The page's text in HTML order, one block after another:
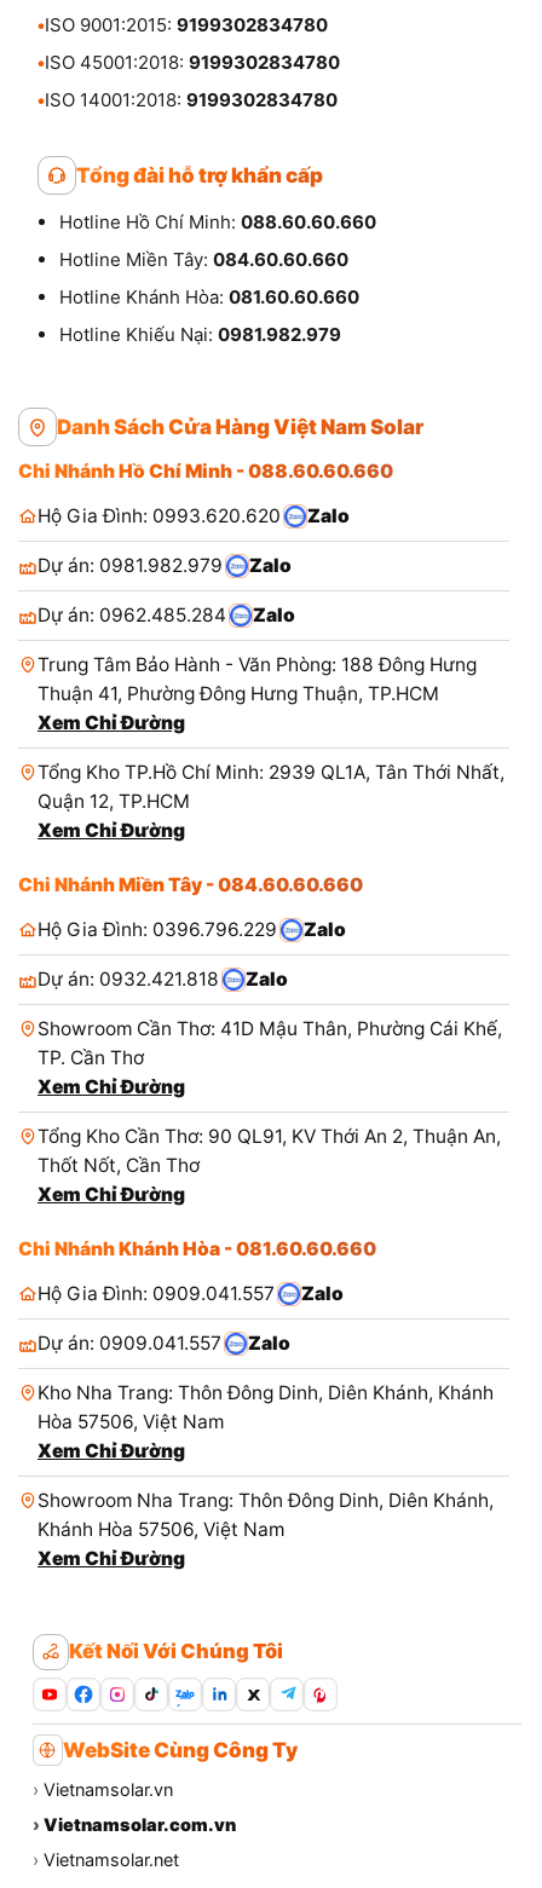
•ISO 9001:2015: 9199302834780
•ISO 45001:2018: 9199302834780
•ISO 14001:2018: 9199302834780
Tổng đài hỗ trợ khẩn cấp
Hotline Hồ Chí Minh: 088.60.60.660
Hotline Miền Tây: 084.60.60.660
Hotline Khánh Hòa: 081.60.60.660
Hotline Khiếu Nại: 0981.982.979
Danh Sách Cửa Hàng Việt Nam Solar
Chi Nhánh Hồ Chí Minh - 088.60.60.660
Hộ Gia Đình: 0993.620.620
Zalo
Dự án: 0981.982.979 Zalo
Dự án: 0962.485.284 Zalo
Trung Tâm Bảo Hành - Văn Phòng: 188 Đông Hưng
Thuận 41, Phường Đông Hưng Thuận, TP.HCM
Xem Chỉ Đường
Tổng Kho TP.Hồ Chí Minh: 2939 QL1A, Tân Thới Nhất,
Quận 12, TP.HCM
Xem Chỉ Đường
Chi Nhánh Miền Tây - 084.60.60.660
Hộ Gia Đình: 0396.796.229
Zalo
Dự án: 0932.421.818 Zalo
Showroom Cần Thơ: 41D Mậu Thân, Phường Cái Khế,
TP. Cần Thơ
Xem Chỉ Đường
Tổng Kho Cần Thơ: 90 QL91, KV Thới An 2, Thuận An,
Thốt Nốt, Cần Thơ
Xem Chỉ Đường
Chi Nhánh Khánh Hòa - 081.60.60.660
Hộ Gia Đình: 0909.041.557
Zalo
Dự án: 0909.041.557 Zalo
Kho Nha Trang: Thôn Đông Dinh, Diên Khánh, Khánh
Hòa 57506, Việt Nam
Xem Chỉ Đường
Showroom Nha Trang: Thôn Đông Dinh, Diên Khánh,
Khánh Hòa 57506, Việt Nam
Xem Chỉ Đường
Kết Nối Với Chúng Tôi
Zalo
WebSite Cùng Công Ty
› Vietnamsolar.vn
› Vietnamsolar.com.vn
› Vietnamsolar.net